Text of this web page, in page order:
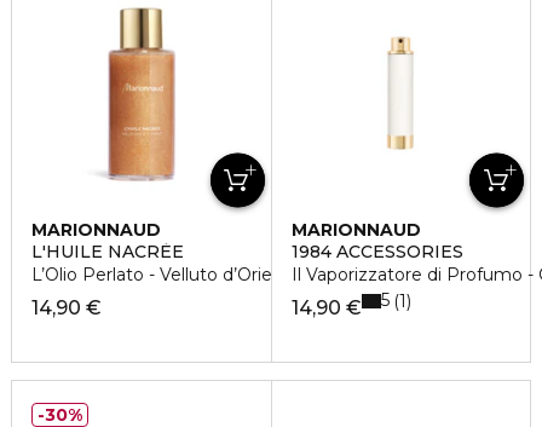
MARIONNAUD
L'HUILE NACRÈE
L’Olio Perlato - Velluto d’Oriente
14,90 €
MARIONNAUD
1984 ACCESSORIES
Il Vaporizzatore di Profumo -
14,90 € 5 1
30%